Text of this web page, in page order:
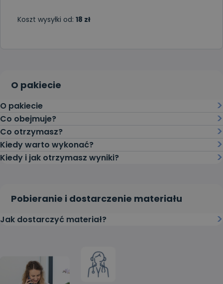
Koszt wysyłki od: 18 zł
O pakiecie
O pakiecie
Co obejmuje?
Co otrzymasz?
Kiedy warto wykonać?
Kiedy i jak otrzymasz wyniki?
Pobieranie i dostarczenie materiału
Jak dostarczyć materiał?